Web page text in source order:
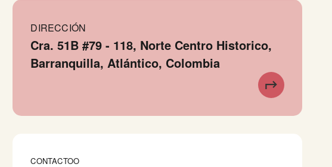
DIRECCIÓN
Cra. 51B #79 - 118, Norte Centro Historico,
Barranquilla, Atlántico, Colombia
CONTACTOO